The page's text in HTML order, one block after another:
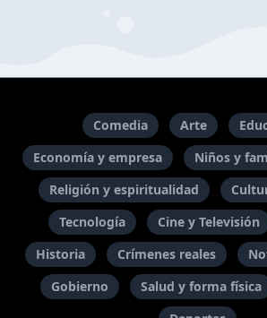
Comedia Arte
Economía y empresa
Niños y
Religión y espiritualidad
Tecnología
Cine y Televisión
Historia
Crímenes reales
Gobierno
Salud y forma física